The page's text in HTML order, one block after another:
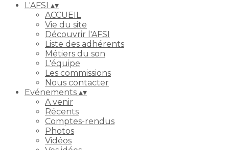
L'AFSI ▴▾
ACCUEIL
Vie du site
Découvrir l'AFSI
Liste des adhérents
Métiers du son
L'équipe
Les commissions
Nous contacter
Evénements ▴▾
A venir
Récents
Comptes-rendus
Photos
Vidéos